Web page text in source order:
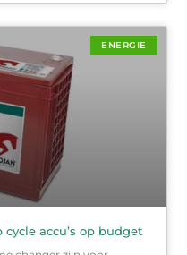
ENERGIE
accu’s op budget